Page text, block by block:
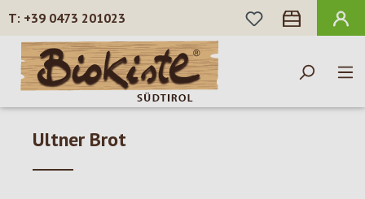
Passa al contenuto principale
+39 0473 201023
HAI 0 ARTICOLI
Ultner Brot